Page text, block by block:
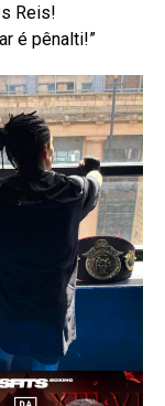
Reis!
é pênalti!”